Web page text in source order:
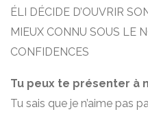
ÉLI DÉCIDE D’OUVRIR
MIEUX CONNU SOUS LE
CONFIDENCES
Tu peux te présenter à
Tu sais que je n’aime pas